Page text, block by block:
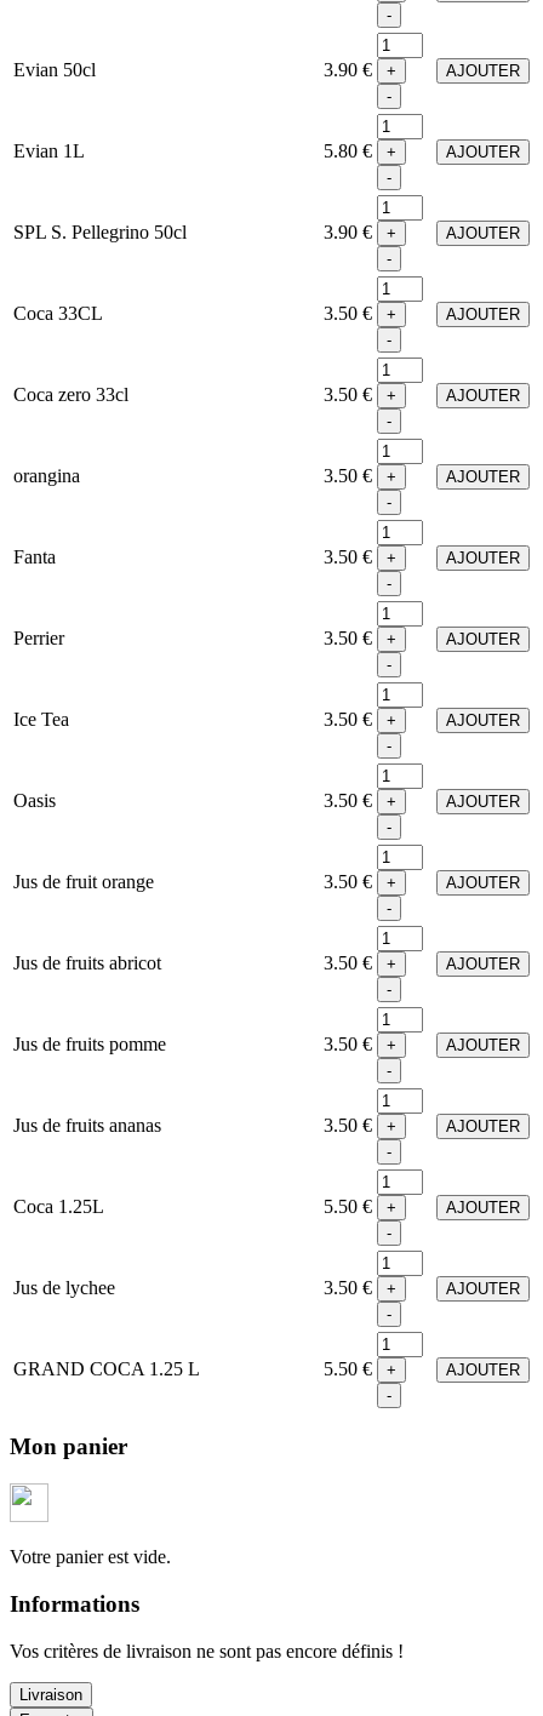
-
Evian 50cl 3.90 €
+
-
AJOUTER
Evian 1L 5.80 €
+
-
AJOUTER
SPL S. Pellegrino 50cl 3.90 €
+
-
AJOUTER
Coca 33CL 3.50 €
+
-
AJOUTER
Coca zero 33cl 3.50 €
+
-
AJOUTER
orangina 3.50 €
+
-
AJOUTER
Fanta 3.50 €
+
-
AJOUTER
Perrier 3.50 €
+
-
AJOUTER
Ice Tea 3.50 €
+
-
AJOUTER
Oasis 3.50 €
+
-
AJOUTER
Jus de fruit orange 3.50 €
+
-
AJOUTER
Jus de fruits abricot 3.50 €
+
-
AJOUTER
Jus de fruits pomme 3.50 €
+
-
AJOUTER
Jus de fruits ananas 3.50 €
+
-
AJOUTER
Coca 1.25L 5.50 €
+
-
AJOUTER
Jus de lychee 3.50 €
+
-
AJOUTER
GRAND COCA 1.25 L 5.50 €
+
-
AJOUTER
Mon panier
Votre panier est vide.
Informations
Vos critères de livraison ne sont pas encore définis !
Livraison